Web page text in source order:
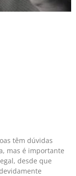
têm dúvidas
mas é importante
desde que